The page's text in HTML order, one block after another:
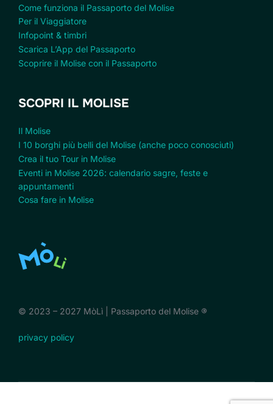
Come funziona il Passaporto del Molise
Per il Viaggiatore
Infopoint & timbri
Scarica L’App del Passaporto
Scoprire il Molise con il Passaporto
SCOPRI IL MOLISE
Il Molise
I 10 borghi più belli del Molise (anche poco conosciuti)
Crea il tuo Tour in Molise
Eventi in Molise 2026: calendario sagre, feste e
appuntamenti
Cosa fare in Molise
© 2023 – 2027 MòLì | Passaporto del Molise ®
privacy policy